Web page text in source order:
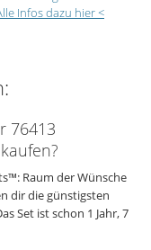
Infos dazu hier <
76413
Raum der Wünsche
dir die günstigsten
Set ist schon 1 Jahr, 7